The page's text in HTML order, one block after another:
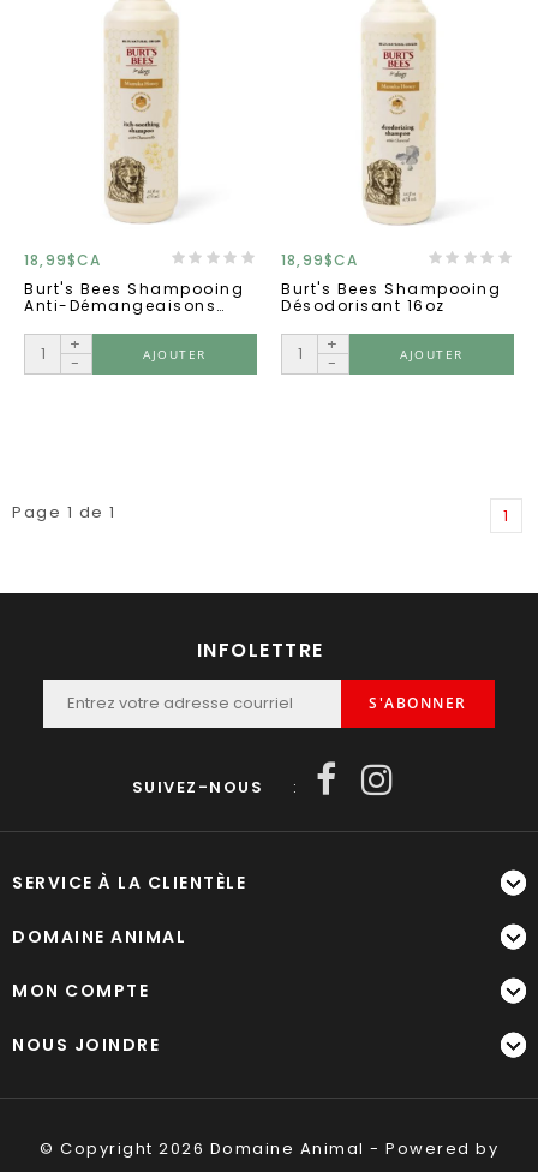
18,99$CA
Burt's Bees Shampooing
Anti-Démangeaisons
+
-
AJOUTER
18,99$CA
Burt's Bees Shampooing
Désodorisant 16oz
+
-
AJOUTER
Page 1 de 1 1
INFOLETTRE
S'ABONNER
SUIVEZ-NOUS :
SERVICE À LA CLIENTÈLE
DOMAINE ANIMAL
MON COMPTE
NOUS JOINDRE
© Copyright 2026 Domaine Animal - Powered by